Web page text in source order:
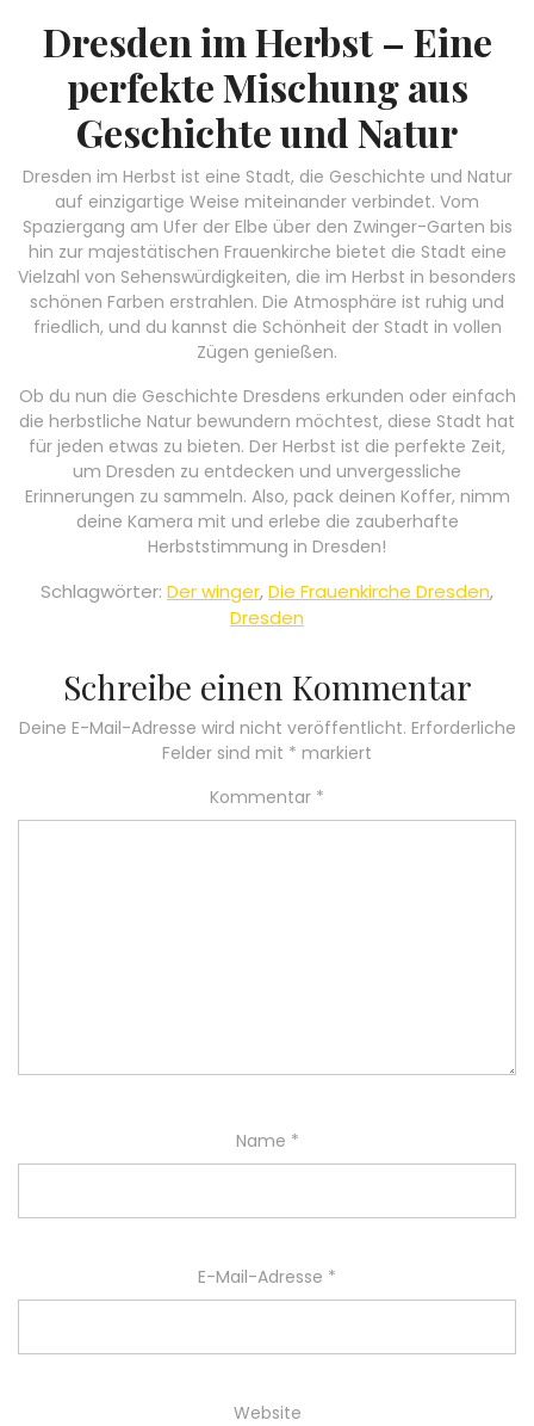
Dresden im Herbst – Eine
perfekte Mischung aus
Geschichte und Natur
Dresden im Herbst ist eine Stadt, die Geschichte und Natur
auf einzigartige Weise miteinander verbindet. Vom
Spaziergang am Ufer der Elbe über den Zwinger-Garten bis
hin zur majestätischen Frauenkirche bietet die Stadt eine
Vielzahl von Sehenswürdigkeiten, die im Herbst in besonders
schönen Farben erstrahlen. Die Atmosphäre ist ruhig und
friedlich, und du kannst die Schönheit der Stadt in vollen
Zügen genießen.
Ob du nun die Geschichte Dresdens erkunden oder einfach
die herbstliche Natur bewundern möchtest, diese Stadt hat
für jeden etwas zu bieten. Der Herbst ist die perfekte Zeit,
um Dresden zu entdecken und unvergessliche
Erinnerungen zu sammeln. Also, pack deinen Koffer, nimm
deine Kamera mit und erlebe die zauberhafte
Herbststimmung in Dresden!
Schlagwörter: Der winger,Die Frauenkirche Dresden,
Dresden
Schreibe einen Kommentar
Deine E-Mail-Adresse wird nicht veröffentlicht. Erforderliche
Felder sind mit * markiert
Kommentar *
Name *
E-Mail-Adresse *
Website